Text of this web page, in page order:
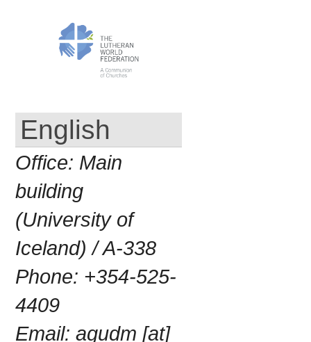
English
Office: Main
building
(University of
Iceland) / A-338
Phone: +354-525-
4409
Email: agudm [at]